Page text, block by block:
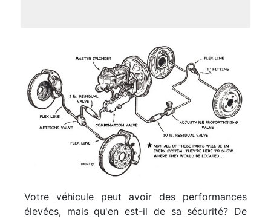
Votre véhicule peut avoir des performances
élevées, mais qu'en est-il de sa sécurité? De